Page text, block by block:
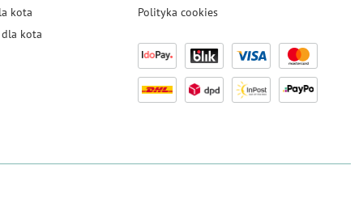
kota
dla kota
Polityka cookies